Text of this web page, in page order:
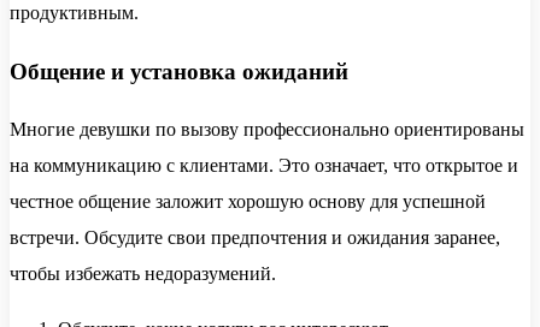
продуктивным.
Общение и установка ожиданий
Многие девушки по вызову профессионально ориентированы
на коммуникацию с клиентами. Это означает, что открытое и
честное общение заложит хорошую основу для успешной
встречи. Обсудите свои предпочтения и ожидания заранее,
чтобы избежать недоразумений.